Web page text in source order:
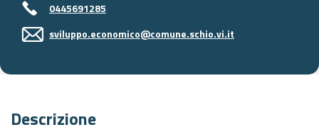
Descrizione
0445691285
sviluppo.economico@comune.schio.vi.it